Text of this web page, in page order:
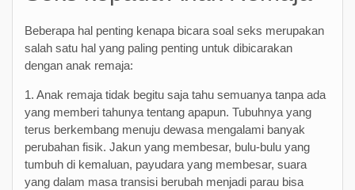
Beberapa hal penting kenapa bicara soal seks merupakan
salah satu hal yang paling penting untuk dibicarakan
dengan anak remaja:
1. Anak remaja tidak begitu saja tahu semuanya tanpa ada
yang memberi tahunya tentang apapun. Tubuhnya yang
terus berkembang menuju dewasa mengalami banyak
perubahan fisik. Jakun yang membesar, bulu-bulu yang
tumbuh di kemaluan, payudara yang membesar, suara
yang dalam masa transisi berubah menjadi parau bisa